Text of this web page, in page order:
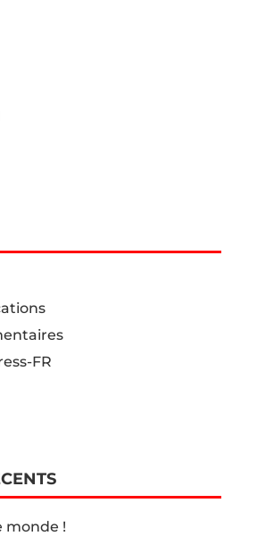
FR
monde !